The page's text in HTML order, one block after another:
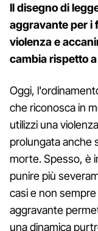
Il disegno di
aggravante per i
violenza e
cambia rispetto
Oggi,
che riconosca in
utilizzi una
prolungata anche
morte. Spesso, è
punire più
casi e non
aggravante
una dinamica